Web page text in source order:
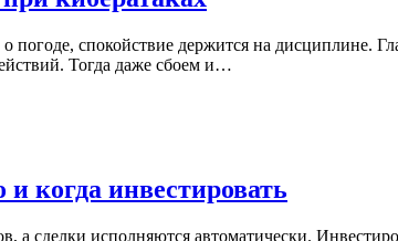
погоде, спокойствие держится на дисциплине.
Тогда даже сбоем и…
когда инвестировать
а сделки исполняются автоматически.